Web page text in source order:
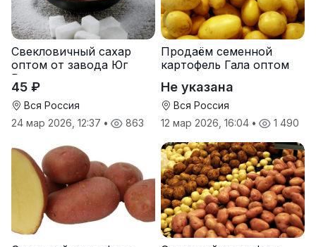
Свекловичный сахар
оптом от завода Юг
Руси
45 ₽
Вся Россия
24 мар 2026, 12:37 • 863
Продаём семенной
картофель Гала оптом
Не указана
Вся Россия
12 мар 2026, 16:04 • 1 490